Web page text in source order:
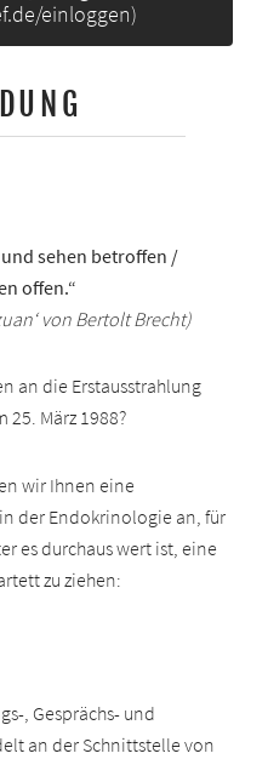
einloggen)
sehen betroffen /
offen.“
von Bertolt Brecht)
an die Erstausstrahlung
25. März 1988?
wir Ihnen eine
der Endokrinologie an, für
es durchaus wert ist, eine
zu ziehen:
, Gesprächs- und
an der Schnittstelle von